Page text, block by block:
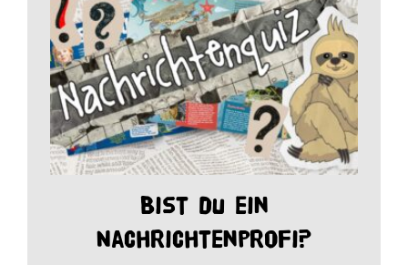
Bist du ein
Nachrichtenprofi?